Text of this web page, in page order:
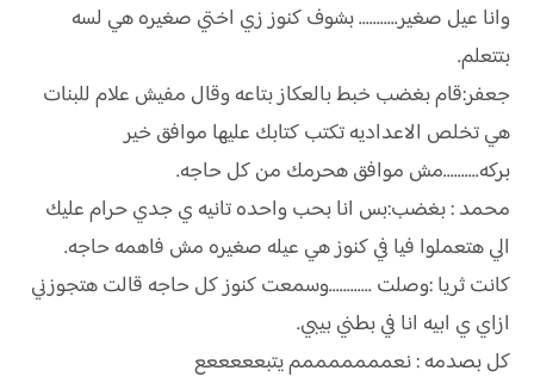
وانا عيل صغير........... بشوف كنوز زي اختي صغيره هي لسه
بتتعلم.
جعفر:قام بغضب خبط بالعكاز بتاعه وقال مفيش علام للبنات
هي تخلص الاعداديه تكتب كتابك عليها موافق خير
بركه..........مش موافق هحرمك من كل حاجه.
محمد : بغضب:بس انا بحب واحده تانيه ي جدي حرام عليك
الي هتعملوا فيا في كنوز هي عيله صغيره مش فاهمه حاجه.
كانت ثريا :وصلت ............وسمعت كنوز كل حاجه قالت هتجوزني
ازاي ي ابيه انا في بطني بيبي.
كل بصدمه : نعمممممممم يتبعععععع